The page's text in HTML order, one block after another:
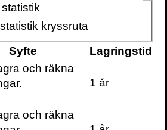
växt eller djur – finns
i luften och i våra
vara mikroskopiska,
av världens största
– 10
stora, 35 000 ton tunga
sten lade grunden för det
kryssruta
Syfte Lagringstid
och räkna
1 år
och räkna